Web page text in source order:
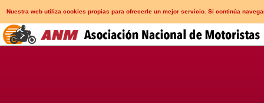
Nuestra web utiliza cookies propias para ofrecerle un mejor servicio. Si continúa